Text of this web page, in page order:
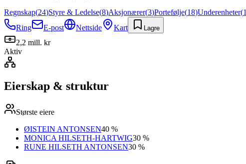
Regnskap(24)Styre & Ledelse(8)Aksjonærer(3)Portefølje(18)Underenheter(1
Ring
E-post Nettside Kart Lagre
2,2 mill. kr
Aktiv
Eierskap & struktur
Største eiere
ØISTEIN ANTONSEN40 %
MONICA HILSETH-HARTWIG30 %
RUNE HILSETH ANTONSEN30 %